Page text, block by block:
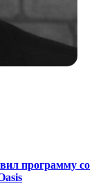
программу со